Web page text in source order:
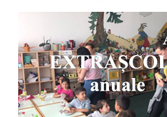
CONDUCERE